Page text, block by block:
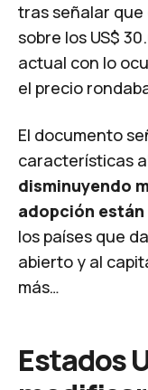
tras señalar
sobre los US$
actual con lo
el precio
El documento
características
disminuyendo
adopción
los países que
abierto y al
más…
Estados